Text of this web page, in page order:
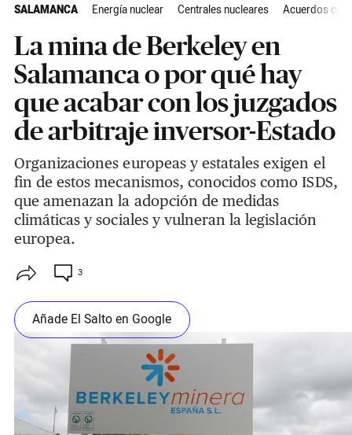
SALAMANCA Energía nuclear Centrales nucleares Acuerdos
La mina de Berkeley en
Salamanca o por qué hay
que acabar con los juzgados
de arbitraje inversor-Estado
Organizaciones europeas y estatales exigen el
fin de estos mecanismos, conocidos como ISDS,
que amenazan la adopción de medidas
climáticas y sociales y vulneran la legislación
europea.
3
Añade El Salto en Google